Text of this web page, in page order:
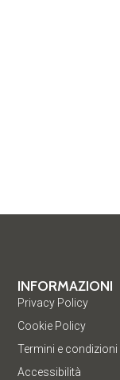
INFORMAZIONI
Privacy Policy
Cookie Policy
Termini e condizioni
Accessibilità